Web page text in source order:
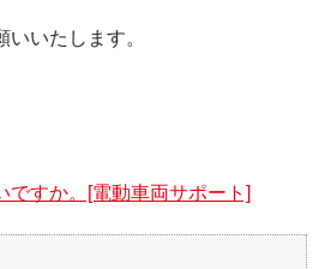
いたします。
すか。[電動車両サポート]